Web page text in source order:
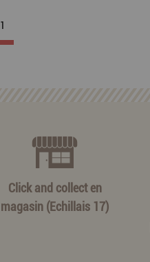
1
Click and collect en
magasin (Echillais 17)